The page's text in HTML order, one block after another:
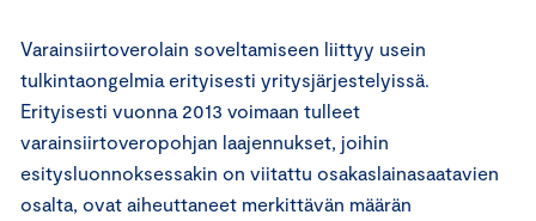
Varainsiirtoverolain soveltamiseen liittyy usein
tulkintaongelmia erityisesti yritysjärjestelyissä.
Erityisesti vuonna 2013 voimaan tulleet
varainsiirtoveropohjan laajennukset, joihin
esitysluonnoksessakin on viitattu osakaslainasaatavien
osalta, ovat aiheuttaneet merkittävän määrän